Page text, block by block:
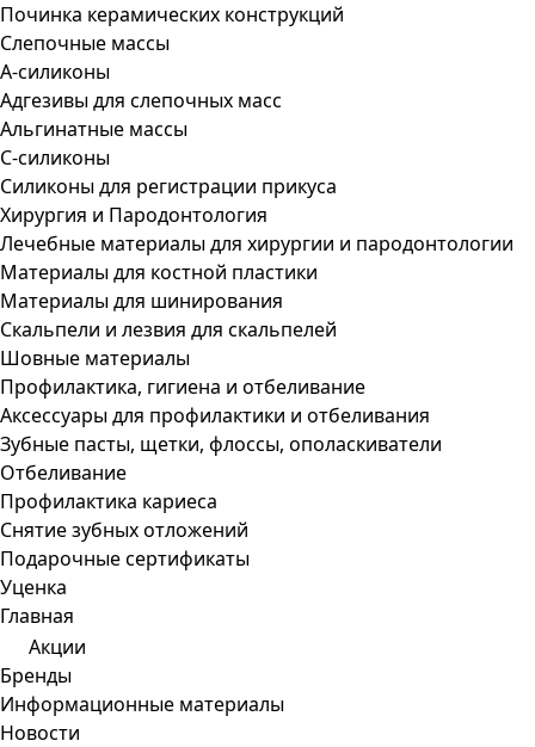
Починка керамических конструкций
Слепочные массы
А-силиконы
Адгезивы для слепочных масс
Альгинатные массы
С-силиконы
Силиконы для регистрации прикуса
Хирургия и Пародонтология
Лечебные материалы для хирургии и пародонтологии
Материалы для костной пластики
Материалы для шинирования
Скальпели и лезвия для скальпелей
Шовные материалы
Профилактика, гигиена и отбеливание
Аксессуары для профилактики и отбеливания
Зубные пасты, щетки, флоссы, ополаскиватели
Отбеливание
Профилактика кариеса
Снятие зубных отложений
Подарочные сертификаты
Уценка
Главная
Акции
Бренды
Информационные материалы
Новости